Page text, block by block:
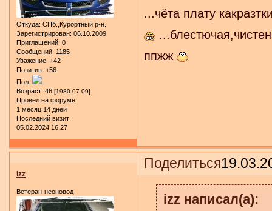
Откуда: СПб.,Курортный р-н.
Зарегистрирован: 06.10.2009
Приглашений: 0
Сообщений: 1185
Уважение: +42
Позитив: +56
Пол:
Возраст: 46 [1980-07-09]
Провел на форуме:
1 месяц 14 дней
Последний визит:
05.02.2024 16:27
...чёта плату
ппжж
Поделиться
izz
Ветеран-неоновод izz написал(а):